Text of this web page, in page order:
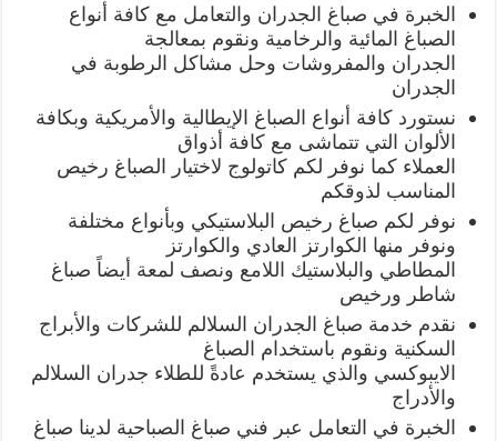
الخبرة في صباغ الجدران والتعامل مع كافة أنواع
الصباغ المائية والرخامية ونقوم بمعالجة
الجدران والمفروشات وحل مشاكل الرطوبة في
الجدران
نستورد كافة أنواع الصباغ الإيطالية والأمريكية وبكافة
الألوان التي تتماشى مع كافة أذواق
العملاء كما نوفر لكم كاتولوج لاختيار الصباغ رخيص
المناسب لذوقكم
نوفر لكم صباغ رخيص البلاستيكي وبأنواع مختلفة
ونوفر منها الكوارتز العادي والكوارتز
المطاطي والبلاستيك اللامع ونصف لمعة أيضاً صباغ
شاطر ورخيص
نقدم خدمة صباغ الجدران السلالم للشركات والأبراج
السكنية ونقوم باستخدام الصباغ
الايبوكسي والذي يستخدم عادةً للطلاء جدران السلالم
والأدراج
الخبرة في التعامل عبر فني صباغ الصباحية لدينا صباغ